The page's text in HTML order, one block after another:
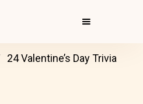
24 Valentine’s Day Trivia